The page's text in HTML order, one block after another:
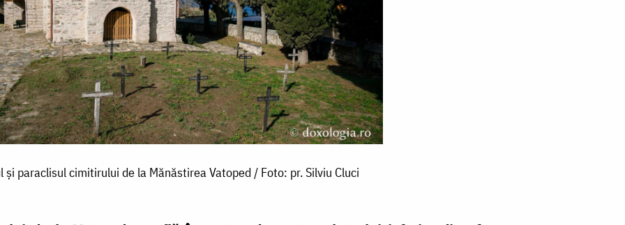
și paraclisul cimitirului de la Mănăstirea Vatoped / Foto: pr. Silviu Cluci